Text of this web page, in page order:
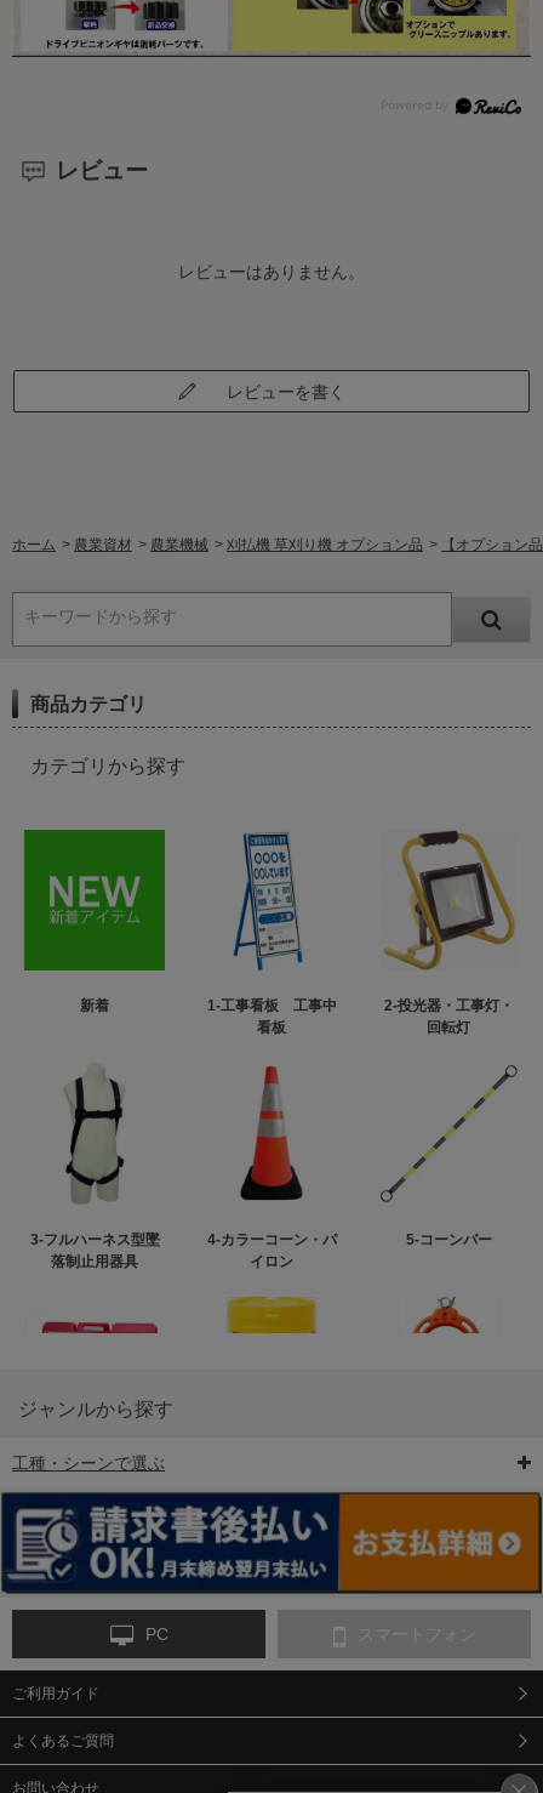
レビュー
レビューはありません。
レビューを書く
ホーム > 農業資材 > 農業機械 > 刈払機 草刈り機 オプション品 > 【オプション
キーワードから探す
商品カテゴリ
カテゴリから探す
新着
1-工事看板 工事中
看板
2-投光器・工事灯・
回転灯
3-フルハーネス型墜
落制止用器具
4-カラーコーン・パ
イロン
5-コーンバー
6-矢印板/LED矢印板
ンス
9-点字マット・タイ
ジャンルから探す
工種・シーンで選ぶ
PC スマートフォン
ご利用ガイド
よくあるご質問
お問い合わせ